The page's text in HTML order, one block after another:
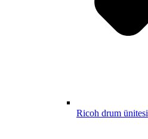
Ricoh drum ünitesi